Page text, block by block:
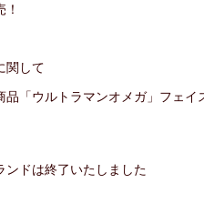
関して
「ウルトラマンオメガ」フェイ
ンドは終了いたしました